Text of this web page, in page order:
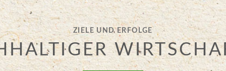
ZIELE UND ERFOLGE